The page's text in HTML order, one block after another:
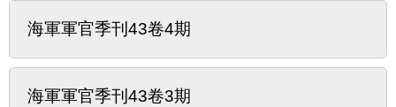
海軍軍官季刊43卷4期
海軍軍官季刊43卷3期